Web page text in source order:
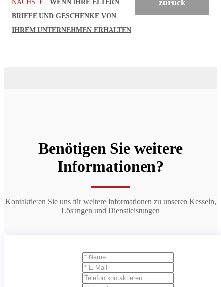
NÄCHSTE : WENN IHRE ELTERN
BRIEFE UND GESCHENKE VON
IHREM UNTERNEHMEN ERHALTEN
zurück
Benötigen Sie weitere
Informationen?
Kontaktieren Sie uns für weitere Informationen zu unseren Kesseln,
Lösungen und Dienstleistungen